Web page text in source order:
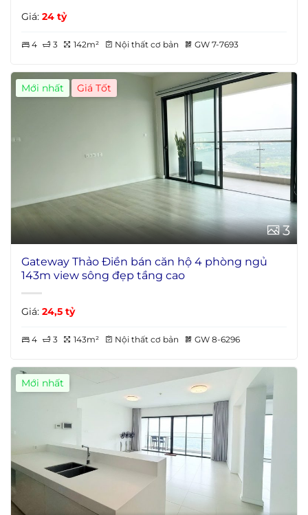
Giá: 24 tỷ
4 3 142m² Nội thất cơ bản GW 7-7693
Mới nhất Giá Tốt
3
Gateway Thảo Điền bán căn hộ 4 phòng ngủ
143m view sông đẹp tầng cao
Giá: 24,5 tỷ
4 3 143m² Nội thất cơ bản GW 8-6296
Mới nhất